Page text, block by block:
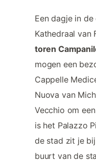
Een dagje in
Kathedraal van
toren
mogen een
Cappelle
Nuova van
Vecchio om
is het Palazzo
de stad zit je
buurt van de